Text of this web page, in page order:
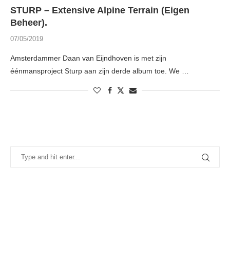
STURP – Extensive Alpine Terrain (Eigen
Beheer).
07/05/2019
Amsterdammer Daan van Eijndhoven is met zijn
éénmansproject Sturp aan zijn derde album toe. We …